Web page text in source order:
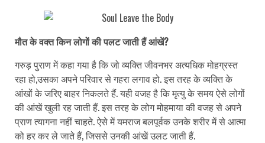
मौत के वक्त किन लोगों की पलट जाती हैं आंखें?
गरुड़ पुराण में कहा गया है कि जो व्यक्ति जीवनभर अत्यधिक मोहग्रस्त
रहा हो,उसका अपने परिवार से गहरा लगाव हो. इस तरह के व्यक्ति के
आंखों के जरिए बाहर निकलते हैं. यही वजह है कि मृत्यु के समय ऐसे लोगों
की आंखें खुली रह जाती हैं. इस तरह के लोग मोहमाया की वजह से अपने
प्राण त्यागना नहीं चाहते. ऐसे में यमराज बलपूर्वक उनके शरीर में से आत्मा
को हर कर ले जाते हैं, जिससे उनकी आंखें उलट जाती हैं.